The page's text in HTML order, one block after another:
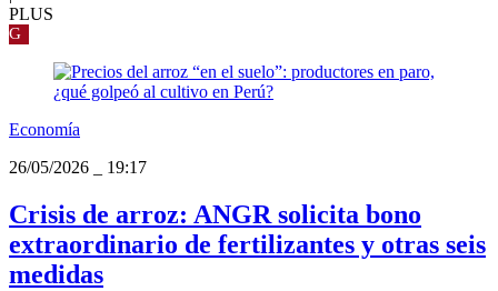
PLUS
G
Economía
26/05/2026
19:17
Crisis de arroz: ANGR solicita bono
extraordinario de fertilizantes y otras seis
medidas